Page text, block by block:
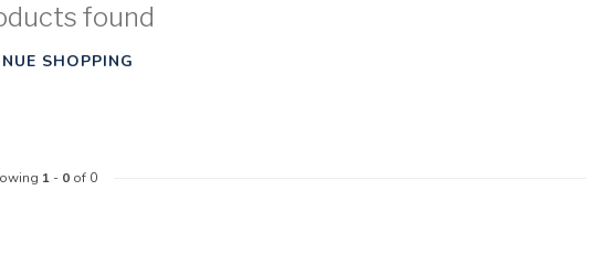
found
SHOPPING
1- 0of 0